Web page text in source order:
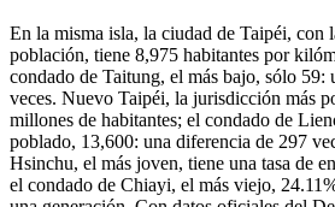
En la misma isla, la ciudad de Taipéi, con
población, tiene 8,975 habitantes por
condado de Taitung, el más bajo, sólo 59:
veces. Nuevo Taipéi, la jurisdicción más
millones de habitantes; el condado de
poblado, 13,600: una diferencia de 297
Hsinchu, el más joven, tiene una tasa de
el condado de Chiayi, el más viejo,